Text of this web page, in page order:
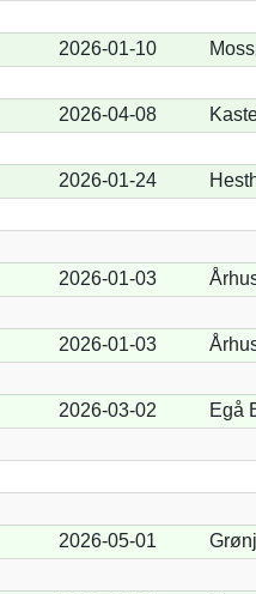
2026-01-10
2026-04-08
2026-01-24
2026-01-03
2026-01-03
2026-03-02
Egå
2026-05-01